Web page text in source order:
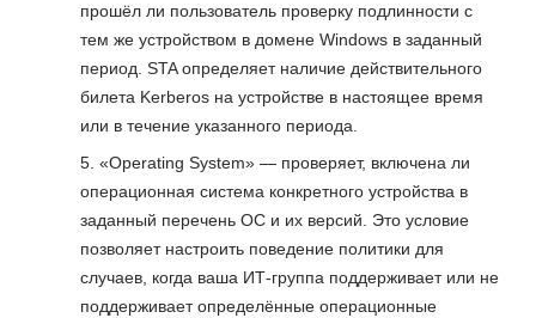
прошёл ли пользователь проверку подлинности с
тем же устройством в домене Windows в заданный
период. STA определяет наличие действительного
билета Kerberos на устройстве в настоящее время
или в течение указанного периода.
«Operating System» — проверяет, включена ли
операционная система конкретного устройства в
заданный перечень ОС и их версий. Это условие
позволяет настроить поведение политики для
случаев, когда ваша ИТ-группа поддерживает или не
поддерживает определённые операционные